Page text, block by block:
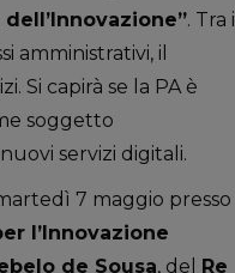
. Tra i
amministrativi, il
Si capirà se la PA è
soggetto
servizi digitali.
7 maggio presso
l’Innovazione
de Sousa, del Re